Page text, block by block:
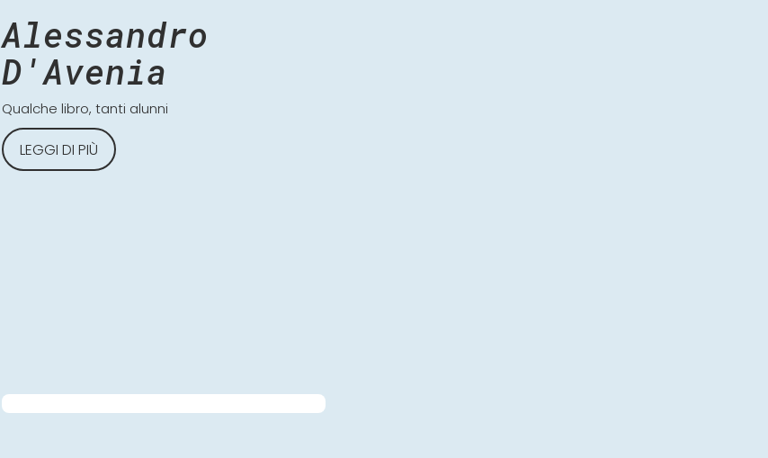
Alessandro
D'Avenia
Qualche libro, tanti alunni
LEGGI DI PIÙ